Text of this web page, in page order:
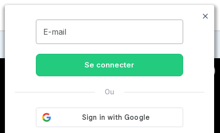
MENU
Maisons de retraite à Genac
E-mail
Se connecter
Ou